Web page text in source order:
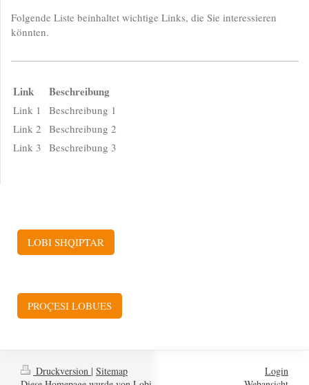
Folgende Liste beinhaltet wichtige Links, die Sie interessieren
könnten.
Link Beschreibung
Link 1
Beschreibung 1
Link 2 Beschreibung 2
Link 3 Beschreibung 3
LOBI SHQIPTAR
PROÇESI LOBUES
Druckversion | Sitemap
Login